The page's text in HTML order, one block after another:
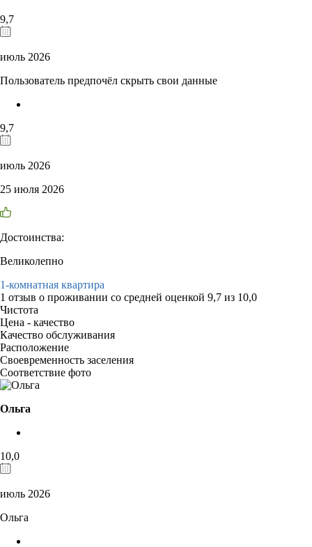
9,7
июль 2026
Пользователь предпочёл скрыть свои данные
9,7
июль 2026
25 июля 2026
Достоинства:
Великолепно
1-комнатная квартира
1 отзыв о проживании со средней оценкой 9,7 из 10,0
Чистота
Цена - качество
Качество обслуживания
Расположение
Своевременность заселения
Соответствие фото
Ольга
10,0
июль 2026
Ольга